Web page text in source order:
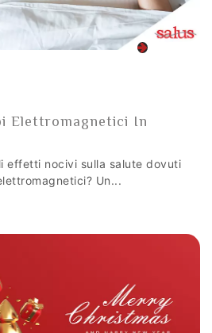
Elettromagnetici In
effetti nocivi sulla salute dovuti
Un...